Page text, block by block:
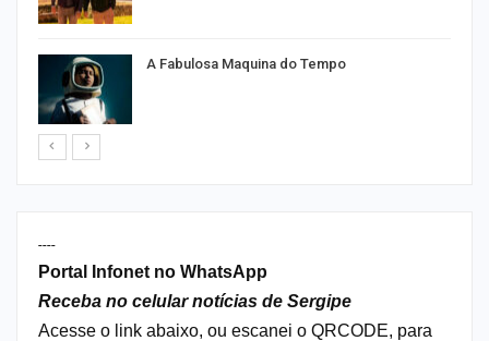
A Fabulosa Maquina do Tempo
----
Portal Infonet no WhatsApp
Receba no celular notícias de Sergipe
Acesse o link abaixo, ou escanei o QRCODE, para